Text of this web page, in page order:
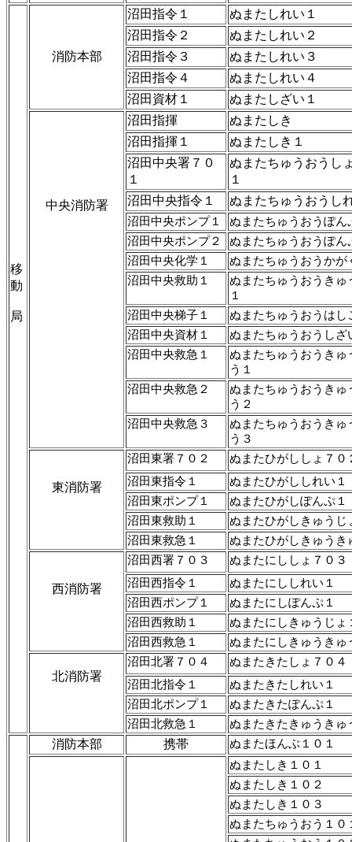
移
動
局
消防本部
沼田指令１
ぬまたしれい１
沼田指令２
ぬまたしれい２
沼田指令３
ぬまたしれい３
沼田指令４
ぬまたしれい４
沼田資材１
ぬまたしざい１
中央消防署
沼田指揮
ぬまたしき
沼田指揮１
ぬまたしき１
沼田中央署７０
１
ぬまたちゅうおうし
１
沼田中央指令１
ぬまたちゅうおうし
沼田中央ポンプ１
ぬまたちゅうおうぽん
沼田中央ポンプ２
ぬまたちゅうおうぽん
沼田中央化学１
ぬまたちゅうおうかが
沼田中央救助１
ぬまたちゅうおうきゅ
１
沼田中央梯子１
ぬまたちゅうおうはし
沼田中央資材１
ぬまたちゅうおうしざ
沼田中央救急１
ぬまたちゅうおうきゅ
う１
沼田中央救急２
ぬまたちゅうおうきゅ
う２
沼田中央救急３
ぬまたちゅうおうきゅ
う３
東消防署
沼田東署７０２
ぬまたひがししょ７０
沼田東指令１
ぬまたひがししれい１
沼田東ポンプ１
ぬまたひがしぽんぷ１
沼田東救助１
ぬまたひがしきゅうじ
沼田東救急１
ぬまたひがしきゅうき
西消防署
沼田西署７０３
ぬまたにししょ７０３
沼田西指令１
ぬまたにししれい１
沼田西ポンプ１
ぬまたにしぽんぷ１
沼田西救助１
ぬまたにしきゅうじょ
沼田西救急１
ぬまたにしきゅうきゅ
北消防署
沼田北署７０４
ぬまたきたしょ７０４
沼田北指令１
ぬまたきたしれい１
沼田北ポンプ１
ぬまたきたぽんぷ１
沼田北救急１
ぬまたきたきゅうきゅ
消防本部 携帯
ぬまたほんぶ１０１
ぬまたしき１０１
ぬまたしき１０２
ぬまたしき１０３
ぬまたちゅうおう１０